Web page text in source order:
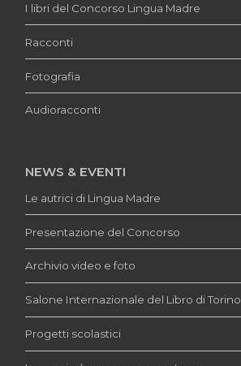
I libri del Concorso Lingua Madre
Racconti
Fotografia
Audioracconti
NEWS & EVENTI
Le autrici di Lingua Madre
Presentazione del Concorso
Archivio video e foto
Salone Internazionale del Libro di Torino
Progetti scolastici